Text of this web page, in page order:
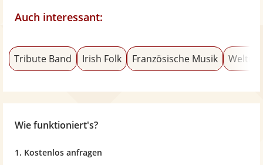
Auch interessant:
Tribute Band Irish Folk Französische Musik
Wie funktioniert's?
1. Kostenlos anfragen